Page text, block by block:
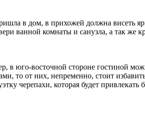
в дом, в прихожей должна висеть
ванной комнаты и санузла, а так же
юго-восточной стороне гостиной
то от них, непременно, стоит
черепахи, которая будет привлекать